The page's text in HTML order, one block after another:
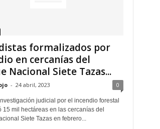
formalizados por
en cercanías del
Nacional Siete Tazas...
- 24 abril, 2023 0
judicial por el incendio forestal
15 mil hectáreas en las cercanías del
Siete Tazas en febrero...